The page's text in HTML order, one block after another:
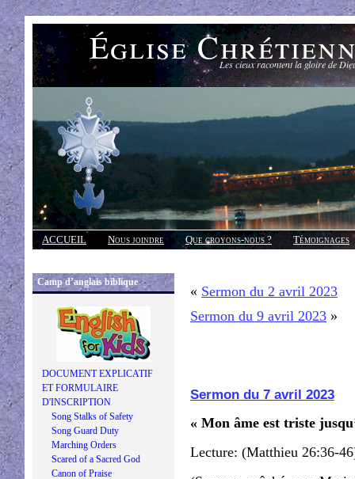
Église Les cieux racontent la gloire de
ACCUEIL Nous joindre Que croyons-nous ?
Témoignages
Réponses
Camp d’anglais biblique
DOCUMENT EXPLICATIF
ET FORMULAIRE
D'INSCRIPTION
Song Stalks of Safety
Song Guard Duty
Marching Orders
Scared of a Sacred God
Canon of Praise
« Sermon du 2 avril 2023
Sermon du 9 avril 2023 »
Sermon du 7 avril 2023
« Mon âme est triste
Lecture: (Matthieu 26:36-